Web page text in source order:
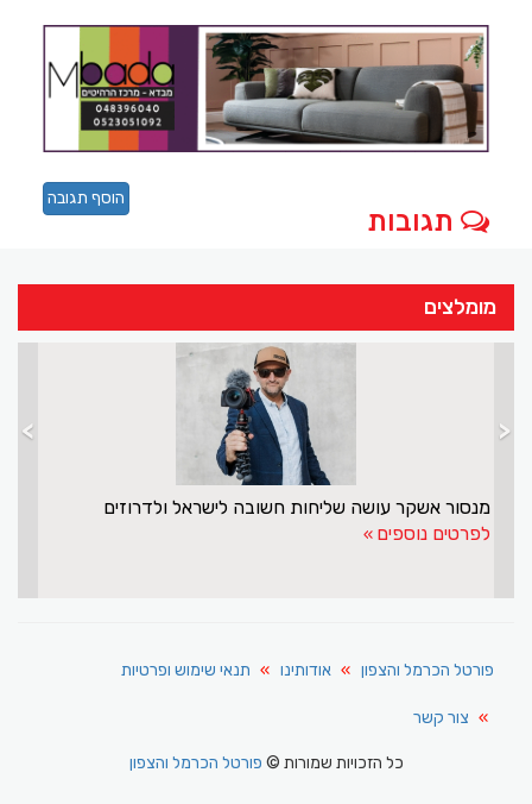
תגובות
הוסף תגובה
מומלצים
מנסור אשקר עושה שליחות חשובה לישראל
> <
פורטל הכרמל והצפון אודותינו תנאי שימוש ופרטיות
צור קשר
כל הזכויות שמורות ©פורטל הכרמל והצפון